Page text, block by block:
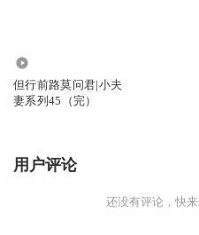
但行前路莫问君|小夫
妻系列45（完）
用户评论
还没有评论，快